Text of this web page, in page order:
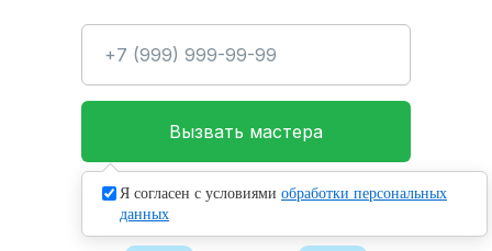
Нажимая кнопку, вы даете согласие на
обработку персональных данных
Вызвать мастера
Я согласен с условиями обработки персональных
данных